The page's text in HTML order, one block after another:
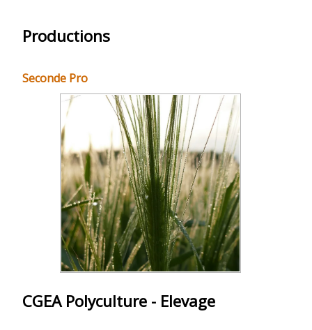
Productions
Seconde Pro
CGEA Polyculture - Elevage